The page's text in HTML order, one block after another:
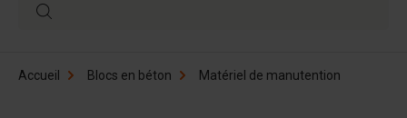
Accueil Blocs en béton Matériel de manutention